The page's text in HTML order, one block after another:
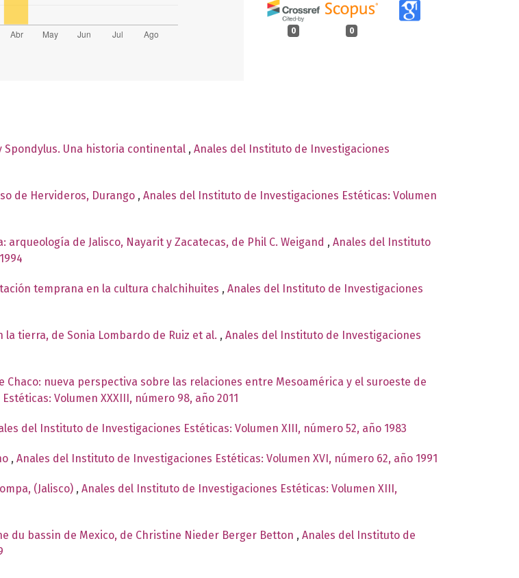
0 0
Spondylus. Una historia continental , Anales del Instituto de Investigaciones
de Hervideros, Durango , Anales del Instituto de Investigaciones Estéticas: Volumen
de Jalisco, Nayarit y Zacatecas, de Phil C. Weigand , Anales del Instituto
temprana en la cultura chalchihuites , Anales del Instituto de Investigaciones
tierra, de Sonia Lombardo de Ruiz et al. , Anales del Instituto de Investigaciones
Chaco: nueva perspectiva sobre las relaciones entre Mesoamérica y el suroeste de
Volumen XXXIII, número 98, año 2011
del Instituto de Investigaciones Estéticas: Volumen XIII, número 52, año 1983
, Anales del Instituto de Investigaciones Estéticas: Volumen XVI, número 62, año 1991
(Jalisco) , Anales del Instituto de Investigaciones Estéticas: Volumen XIII,
du bassin de Mexico, de Christine Nieder Berger Betton , Anales del Instituto de